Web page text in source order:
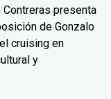
Contreras presenta
de Gonzalo
cruising en
y